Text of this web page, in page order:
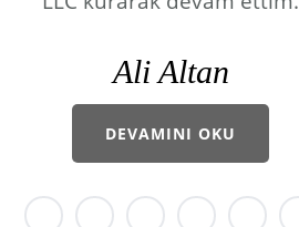
Ali Altan
DEVAMINI OKU